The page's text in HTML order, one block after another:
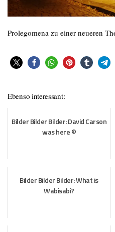
Prolegomena zu einer neueren
Ebenso interessant:
Bilder Bilder Bilder: David Carson
was here ©️
Bilder Bilder Bilder: What is
Wabisabi?